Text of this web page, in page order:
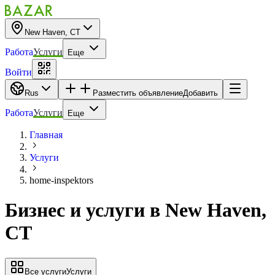
New Haven, CT
РаботаУслуги Еще
Войти
Rus Разместить объявлениеДобавить
РаботаУслуги Еще
Главная
Услуги
home-inspektors
Бизнес и услуги в New Haven,
CT
Все услугиУслуги